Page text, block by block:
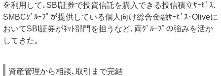
を利用して､SBI証券で投資信託を購入できる投信積立ｻｰﾋﾞｽ､
SMBCｸﾞﾙｰﾌﾟが提供している個人向け総合金融ｻｰﾋﾞｽ･Oliveに
おいてSBI証券がﾈｯﾄ部門を担うなど､両ｸﾞﾙｰﾌﾟの強みを活か
してきた｡
資産管理から相談､取引まで完結